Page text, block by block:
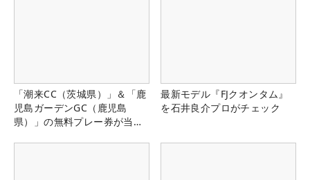
「潮来CC（茨城県）」＆「鹿
児島ガーデンGC（鹿児島
県）」の無料プレー券が当た
最新モデル『FJクオンタム』
を石井良介プロがチェック